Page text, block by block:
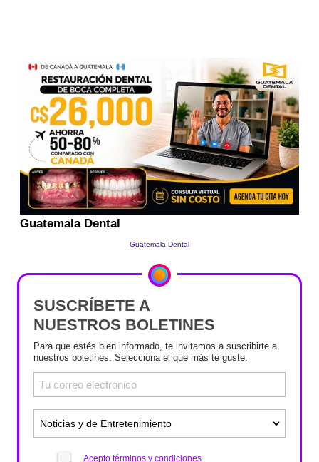
SUSCRÍBETE A
NUESTROS BOLETINES
Para que estés bien informado, te invitamos a suscribirte a
nuestros boletines. Selecciona el que más te guste.
Acepto términos y condiciones